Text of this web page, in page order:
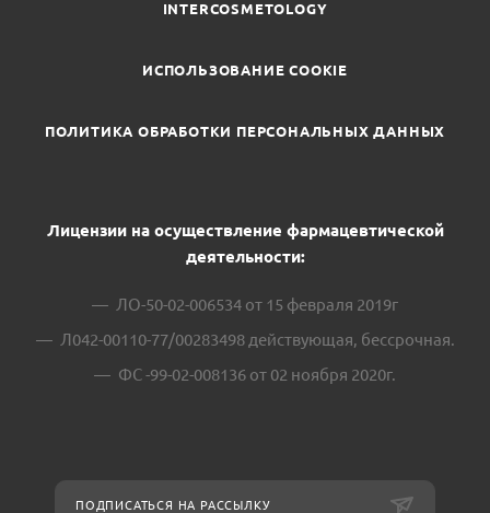
INTERCOSMETOLOGY
ИСПОЛЬЗОВАНИЕ COOKIE
ПОЛИТИКА ОБРАБОТКИ ПЕРСОНАЛЬНЫХ ДАННЫХ
Лицензии на осуществление фармацевтической
деятельности:
ЛО-50-02-006534 от 15 февраля 2019г
Л042-00110-77/00283498 действующая, бессрочная.
ФС -99-02-008136 от 02 ноября 2020г.
ПОДПИСАТЬСЯ НА РАССЫЛКУ